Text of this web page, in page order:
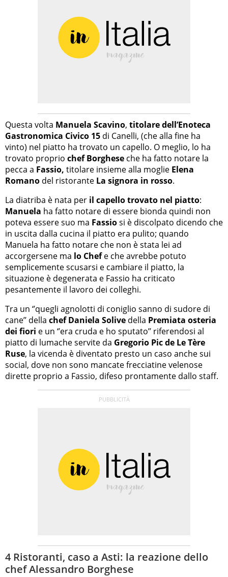
Questa volta Manuela Scavino, titolare dell’Enoteca
Gastronomica Civico 15 di Canelli, (che alla fine ha
vinto) nel piatto ha trovato un capello. O meglio, lo ha
trovato proprio chef Borghese che ha fatto notare la
pecca a Fassio, titolare insieme alla moglie Elena
Romano del ristorante La signora in rosso.
La diatriba è nata per il capello trovato nel piatto:
Manuela ha fatto notare di essere bionda quindi non
poteva essere suo ma Fassiosi è discolpato dicendo che
in uscita dalla cucina il piatto era pulito; quando
Manuela ha fatto notare che non è stata lei ad
accorgersene ma lo Chefe che avrebbe potuto
semplicemente scusarsi e cambiare il piatto, la
situazione è degenerata e Fassio ha criticato
pesantemente il lavoro dei colleghi.
Tra un ‘’quegli agnolotti di coniglio sanno di sudore di
cane’’ della chef Daniela Solive della Premiata osteria
dei fiori e un ‘’era cruda e ho sputato’’ riferendosi al
piatto di lumache servite da Gregorio Pic de Le Tère
Ruse, la vicenda è diventato presto un caso anche sui
social, dove non sono mancate frecciatine velenose
dirette proprio a Fassio, difeso prontamente dallo staff.
4 Ristoranti, caso a Asti: la reazione dello
chef Alessandro Borghese